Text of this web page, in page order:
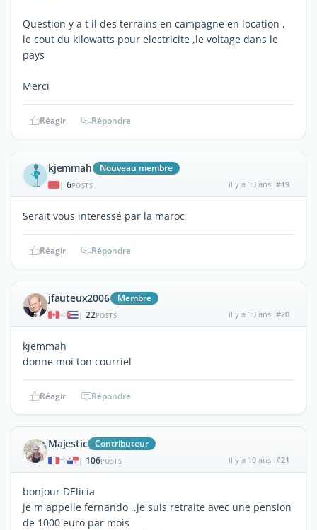
Question y a t il des terrains en campagne en location ,
le cout du kilowatts pour electricite ,le voltage dans le
pays
Merci
Réagir Répondre
kjemmah Nouveau membre
| 6POSTS il y a 10 ans #19
Serait vous interessé par la maroc
Réagir Répondre
jfauteux2006 Membre
| 22POSTS il y a 10 ans #20
kjemmah
donne moi ton courriel
Réagir Répondre
Majestic Contributeur
| 106POSTS il y a 10 ans #21
bonjour DElicia
je m appelle fernando ..je suis retraite avec une pension
de 1000 euro par mois